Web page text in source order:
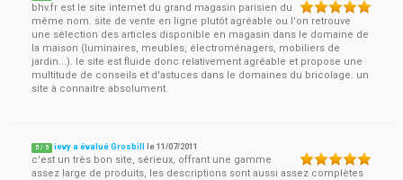
bhv.fr est le site internet du grand magasin parisien du
même nom. site de vente en ligne plutôt agréable ou l'on retrouve
une sélection des articles disponible en magasin dans le domaine de
la maison (luminaires, meubles, électroménagers, mobiliers de
jardin...). le site est fluide donc relativement agréable et propose une
multitude de conseils et d'astuces dans le domaines du bricolage. un
site à connaitre absolument.
5 / 5 ievy a évalué Grosbill le11/07/2011
c'est un très bon site, sérieux, offrant une gamme
assez large de produits, les descriptions sont aussi assez complètes